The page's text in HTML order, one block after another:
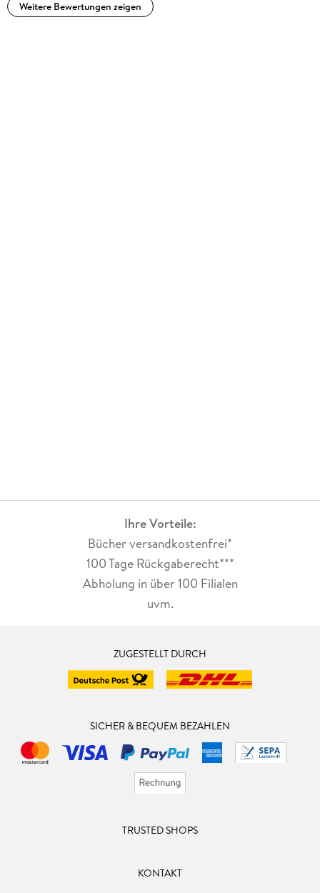
Weitere Bewertungen zeigen
Ihre Vorteile:
Bücher versandkostenfrei*
100 Tage Rückgaberecht***
Abholung in über 100 Filialen
uvm.
ZUGESTELLT DURCH
SICHER & BEQUEM BEZAHLEN
TRUSTED SHOPS
KONTAKT